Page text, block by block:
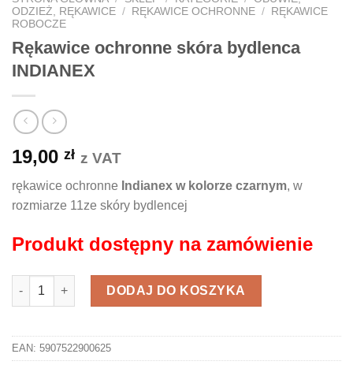
ODZIEŻ, RĘKAWICE / RĘKAWICE OCHRONNE /
RĘKAWICE
ROBOCZE
Rękawice ochronne skóra bydlenca
INDIANEX
19,00 zł z VAT
rękawice ochronne Indianex w kolorze czarnym, w
rozmiarze 11ze skóry bydlencej
Produkt dostępny na zamówienie
ilość Rękawice ochronne skóra bydlenca INDIANEX
DODAJ DO KOSZYKA
EAN: 5907522900625